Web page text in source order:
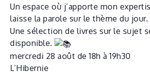
Un espace où j’apporte mon
laisse la parole sur le thème du jour.
Une sélection de livres sur le sujet
disponible.
mercredi 28 août de 18h à 19h30
L’Hibernie